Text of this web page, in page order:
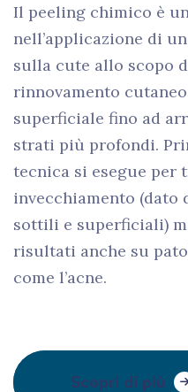
Il peeling chimico è
nell’applicazione di
sulla cute allo scopo
rinnovamento
superficiale fino ad
strati più profondi.
tecnica si esegue per
invecchiamento (dato
sottili e superficiali)
risultati anche su
come l’acne.
Scopri di più